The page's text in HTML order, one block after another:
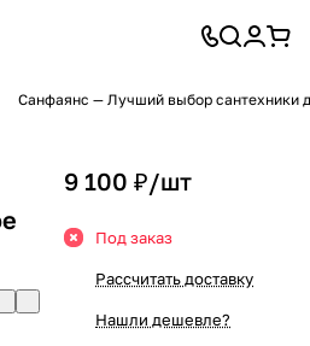
Санфаянс — Лучший выбор сантехники
9 100 ₽/шт
Под заказ
Рассчитать доставку
Нашли дешевле?